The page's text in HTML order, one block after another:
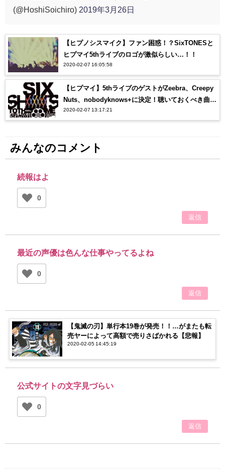
(@HoshiSoichiro) 2019年3月26日
【ヒプノシスマイク】ファン困惑！？SixTONESと
ヒプマイ5thライブのロゴが激似らしい…！！
2020-02-07 16:05:58
【ヒプマイ】5thライブのゲストがZeebra、Creepy
Nuts、nobodyknows+に決定！聴いておくべき曲
は？？
2020-02-07 13:17:21
みんなのコメント
続報はよ
0
返信
最近の声優は色んな仕事やってるよね
0
返信
【鬼滅の刃】単行本19巻が発売！！…がまたも転
売ヤーによって高額で売りさばかれる【悲報】
2020-02-05 14:45:19
公式サイトの文字見づらい
0
返信